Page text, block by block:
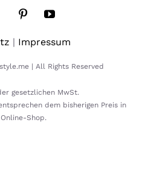
| Impressum
| All Rights Reserved
gesetzlichen MwSt.
dem bisherigen Preis in
Shop.